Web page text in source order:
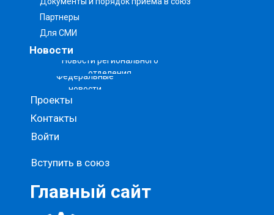
Главный сайт
Новости
Проекты
Контакты
Войти
Вступить в союз
Партнеры
Для СМИ
Новости регионального
отделения
Федеральные
новости